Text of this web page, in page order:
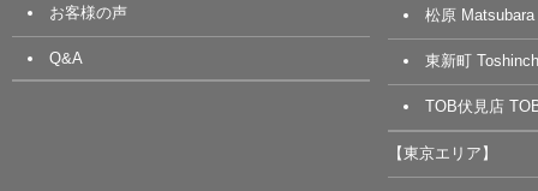
お客様の声
Q&A
松原 Matsubara
東新町
TOB伏見店
【東京エリア】